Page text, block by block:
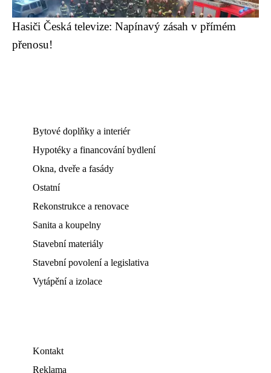
Hasiči Česká televize: Napínavý zásah v přímém
přenosu!
Bytové doplňky a interiér
Hypotéky a financování bydlení
Okna, dveře a fasády
Ostatní
Rekonstrukce a renovace
Sanita a koupelny
Stavební materiály
Stavební povolení a legislativa
Vytápění a izolace
Kontakt
Reklama